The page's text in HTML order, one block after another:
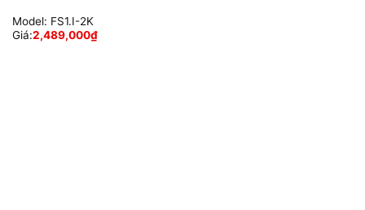
Model: FS1.I-2K
Giá:2,489,000₫